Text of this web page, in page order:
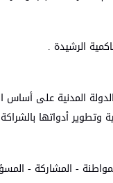
الرشيدة .
المدنية على أساس
وتطوير أدواتها
- المشاركة -